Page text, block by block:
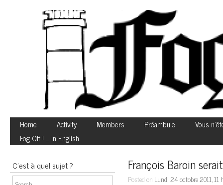
Home Activity Members Préambule
Vous
Fog Off ! … In English
C’est à quel sujet ? François Baroin
Posted on Lundi 24 octobre 2011,